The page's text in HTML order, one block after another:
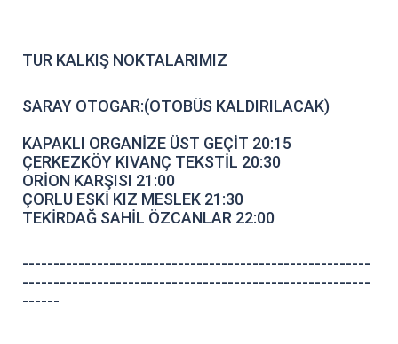
TUR KALKIŞ NOKTALARIMIZ
SARAY OTOGAR:(OTOBÜS KALDIRILACAK)
KAPAKLI ORGANİZE ÜST GEÇİT 20:15
ÇERKEZKÖY KIVANÇ TEKSTİL 20:30
ORİON KARŞISI 21:00
ÇORLU ESKİ KIZ MESLEK 21:30
TEKİRDAĞ SAHİL ÖZCANLAR 22:00
--------------------------------------------------------
--------------------------------------------------------
------